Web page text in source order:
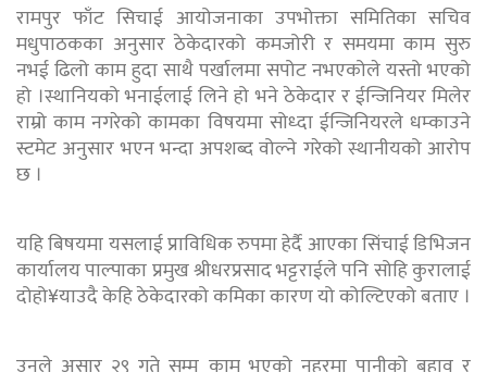
रामपुर फाँट सिचाई आयोजनाका उपभोक्ता समितिका सचिव
मधुपाठकका अनुसार ठेकेदारको कमजोरी र समयमा काम सुरु
नभई ढिलो काम हुदा साथै पर्खालमा सपोट नभएकोले यस्तो भएको
हो ।स्थानियको भनाईलाई लिने हो भने ठेकेदार र ईन्जिनियर मिलेर
राम्रो काम नगरेको कामका विषयमा सोध्दा ईन्जिनियरले धम्काउने
स्टमेट अनुसार भएन भन्दा अपशब्द वोल्ने गरेको स्थानीयको आरोप
छ ।
यहि बिषयमा यसलाई प्राविधिक रुपमा हेर्दै आएका सिंचाई डिभिजन
कार्यालय पाल्पाका प्रमुख श्रीधरप्रसाद भट्टराईले पनि सोहि कुरालाई
दोहो¥याउदै केहि ठेकेदारको कमिका कारण यो कोल्टिएको बताए ।